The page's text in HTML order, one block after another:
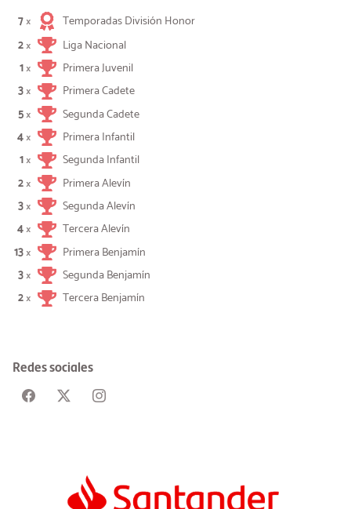
7×
Temporadas División Honor
2×
Liga Nacional
1×
Primera Juvenil
3×
Primera Cadete
5×
Segunda Cadete
4×
Primera Infantil
1×
Segunda Infantil
2×
Primera Alevín
3×
Segunda Alevín
4×
Tercera Alevín
13×
Primera Benjamín
3×
Segunda Benjamín
2× Tercera Benjamín
Redes sociales